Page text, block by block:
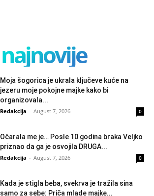
najnovije
Moja šogorica je ukrala ključeve kuće na
jezeru moje pokojne majke kako bi
organizovala...
Redakcija - August 7, 2026 0
Očarala me je… Posle 10 godina braka Veljko
priznao da ga je osvojila DRUGA...
Redakcija - August 7, 2026 0
Kada je stigla beba, svekrva je tražila sina
samo za sebe: Priča mlade majke...